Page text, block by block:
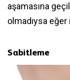
aşamasına
olmadıysa eğer
Sabitleme